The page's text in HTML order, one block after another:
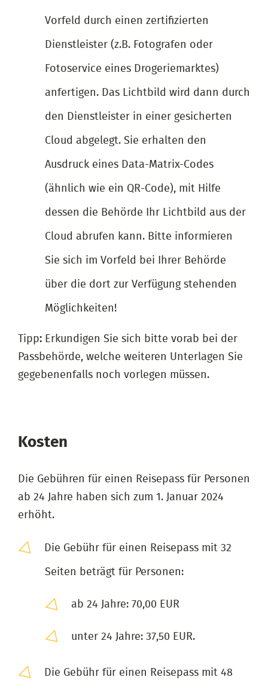
Vorfeld durch einen zertifizierten
Dienstleister (z.B. Fotografen oder
Fotoservice eines Drogeriemarktes)
anfertigen. Das Lichtbild wird dann durch
den Dienstleister in einer gesicherten
Cloud abgelegt. Sie erhalten den
Ausdruck eines Data-Matrix-Codes
(ähnlich wie ein QR-Code), mit Hilfe
dessen die Behörde Ihr Lichtbild aus der
Cloud abrufen kann. Bitte informieren
Sie sich im Vorfeld bei Ihrer Behörde
über die dort zur Verfügung stehenden
Möglichkeiten!
Tipp: Erkundigen Sie sich bitte vorab bei der
Passbehörde, welche weiteren Unterlagen Sie
gegebenenfalls noch vorlegen müssen.
Kosten
Die Gebühren für einen Reisepass für Personen
ab 24 Jahre haben sich zum 1. Januar 2024
erhöht.
Die Gebühr für einen Reisepass mit 32
Seiten beträgt für Personen:
ab 24 Jahre: 70,00 EUR
unter 24 Jahre: 37,50 EUR.
Die Gebühr für einen Reisepass mit 48